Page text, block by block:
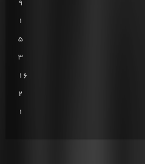
9
1
5
3
16
2
1